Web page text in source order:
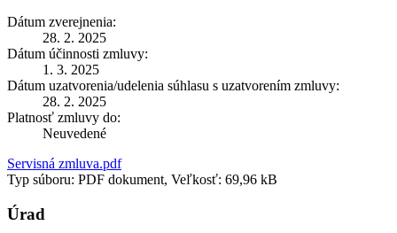
Dátum zverejnenia:
28. 2. 2025
Dátum účinnosti zmluvy:
1. 3. 2025
Dátum uzatvorenia/udelenia súhlasu s uzatvorením zmluvy:
28. 2. 2025
Platnosť zmluvy do:
Neuvedené
Servisná zmluva.pdf
Typ súboru: PDF dokument, Veľkosť: 69,96 kB
Úrad